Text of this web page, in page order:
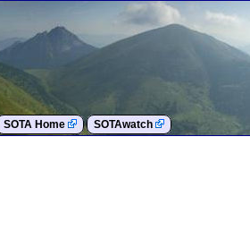
SOTA Home SOTAwatch